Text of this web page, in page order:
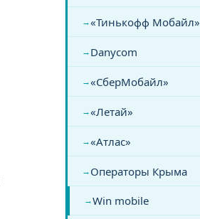
«Тинькофф Мобайл»
Danycom
«СберМобайл»
«Летай»
«Атлас»
Операторы Крыма
Win mobile